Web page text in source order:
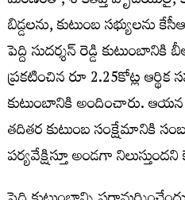
బిడ్డలను, కుటుంబ సభ్యులను
పెద్ది సుదర్శన్ రెడ్డి కుటుంబానికి
ప్రకటించిన రూ 2.25కోట్ల
కుటుంబానికి అందించారు. ఆయన
తదితర కుటుంబ సంక్షేమానికి
పర్యవేక్షిస్తూ అండగా